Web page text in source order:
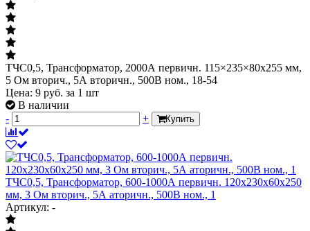
ТЧС0,5, Трансформатор, 2000А первичн. 115×235×80х255 мм,
5 Ом вторич., 5А вторичн., 500В ном., 18-54
Цена: 9 руб. за 1 шт
В наличии
-
+ Купить
ТЧС0,5, Трансформатор, 600-1000А первичн. 120х230х60х250
мм, 3 Ом вторич., 5А аторичн., 500В ном., 1
Артикул: -